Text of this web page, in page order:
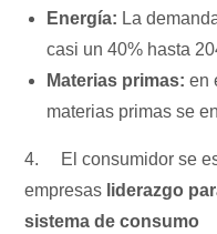
Energía: La
casi un 40% hasta
Materias primas: en
materias primas se
4. El consumidor se
empresas liderazgo
sistema de consumo